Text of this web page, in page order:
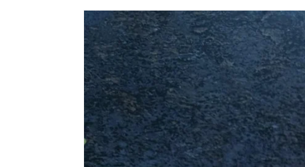
directamente
a la
información
del producto